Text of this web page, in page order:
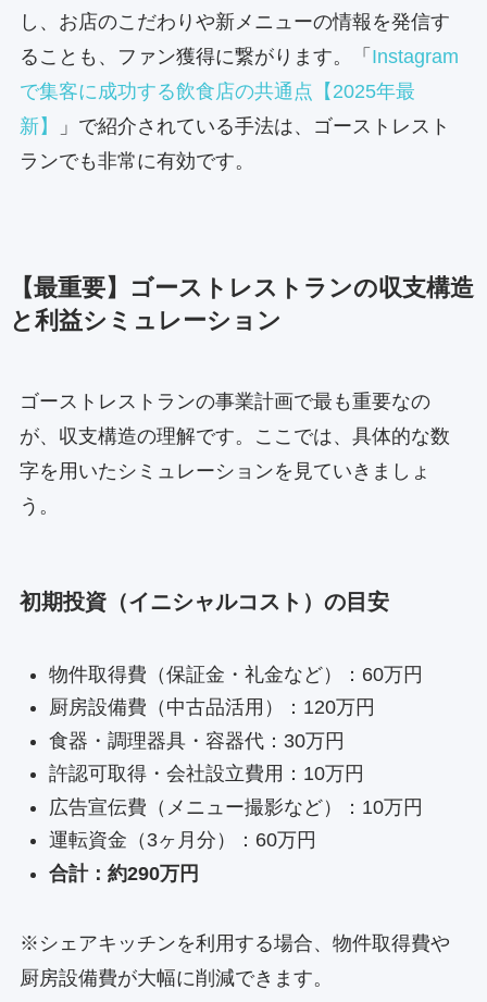
し、お店のこだわりや新メニューの情報を発信す
ることも、ファン獲得に繋がります。「 Instagram
で集客に成功する飲食店の共通点【2025年最
新】
」で紹介されている手法は、ゴーストレスト
ランでも非常に有効です。
【最重要】ゴーストレストランの収支構造
と利益シミュレーション
ゴーストレストランの事業計画で最も重要なの
が、収支構造の理解です。ここでは、具体的な数
字を用いたシミュレーションを見ていきましょ
う。
初期投資（イニシャルコスト）の目安
物件取得費（保証金・礼金など）：60万円
厨房設備費（中古品活用）：120万円
食器・調理器具・容器代：30万円
許認可取得・会社設立費用：10万円
広告宣伝費（メニュー撮影など）：10万円
運転資金（3ヶ月分）：60万円
合計：約290万円
※シェアキッチンを利用する場合、物件取得費や
厨房設備費が大幅に削減できます。